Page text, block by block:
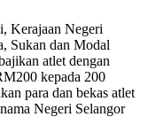
Kerajaan Negeri
Sukan dan Modal
atlet dengan
kepada 200
para dan bekas atlet
Negeri Selangor